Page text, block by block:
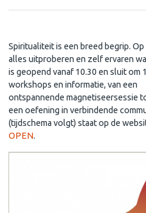
Spiritualiteit is een breed begrip.
alles uitproberen en zelf ervaren
is geopend vanaf 10.30 en sluit om
workshops en informatie, van een
ontspannende magnetiseersessie
een oefening in verbindende
(tijdschema volgt) staat op de
OPEN.